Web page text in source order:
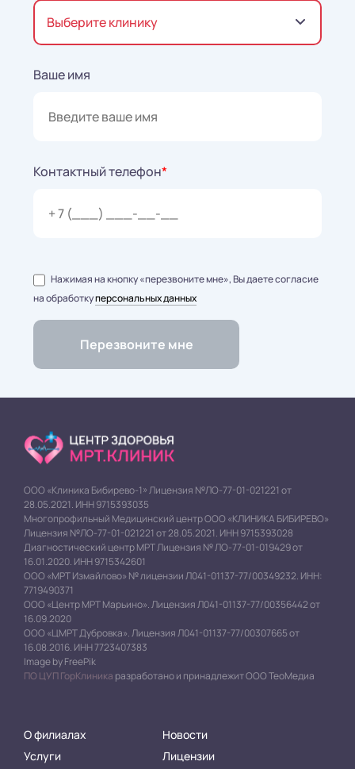
Выберите клинику
Ваше имя
Контактный телефон*
Нажимая на кнопку «перезвоните мне», Вы даете согласие
на обработкуперсональных данных
ООО «Клиника Бибирево-1» Лицензия №ЛО-77-01-021221 от
28.05.2021. ИНН 9715393035
Многопрофильный Медицинский центр ООО «КЛИНИКА БИБИРЕВО»
Лицензия №ЛО-77-01-021221 от 28.05.2021. ИНН 9715393028
Диагностический центр МРТ Лицензия № ЛО-77-01-019429 от
16.01.2020. ИНН 9715342601
ООО «МРТ Измайлово» № лицензии Л041-01137-77/00349232. ИНН:
7719490371
ООО «Центр МРТ Марьино». Лицензия Л041-01137-77/00356442 от
16.09.2020
ООО «ЦМРТ Дубровка». Лицензия Л041-01137-77/00307665 от
16.08.2016. ИНН 7723407383
Image by FreePik
ПО ЦУП ГорКлиника разработано и принадлежит ООО ТеоМедиа
О филиалах
Услуги
Новости
Лицензии